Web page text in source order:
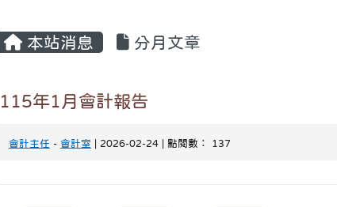
本站消息 分月文章
115年1月會計報告
會計主任 - 會計室 | 2026-02-24 | 點閱數： 137